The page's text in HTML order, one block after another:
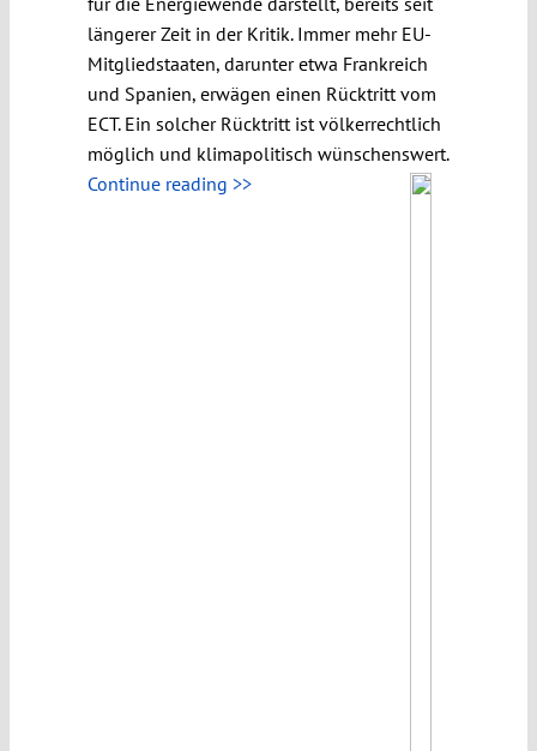
längerer Zeit in der Kritik. Immer mehr EU-
Mitgliedstaaten, darunter etwa Frankreich
und Spanien, erwägen einen Rücktritt vom
ECT. Ein solcher Rücktritt ist völkerrechtlich
möglich und klimapolitisch wünschenswert.
Continue reading >>